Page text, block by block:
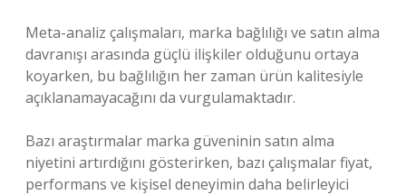
Meta-analiz çalışmaları, marka bağlılığı ve satın alma
davranışı arasında güçlü ilişkiler olduğunu ortaya
koyarken, bu bağlılığın her zaman ürün kalitesiyle
açıklanamayacağını da vurgulamaktadır.
Bazı araştırmalar marka güveninin satın alma
niyetini artırdığını gösterirken, bazı çalışmalar fiyat,
performans ve kişisel deneyimin daha belirleyici